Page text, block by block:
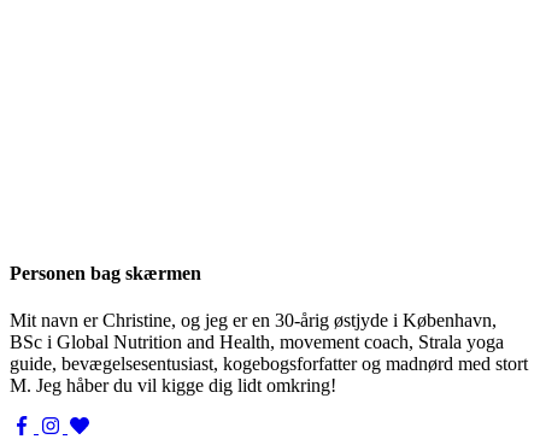
Personen bag skærmen
Mit navn er Christine, og jeg er en 30-årig østjyde i København,
BSc i Global Nutrition and Health, movement coach, Strala yoga
guide, bevægelsesentusiast, kogebogsforfatter og madnørd med stort
M. Jeg håber du vil kigge dig lidt omkring!